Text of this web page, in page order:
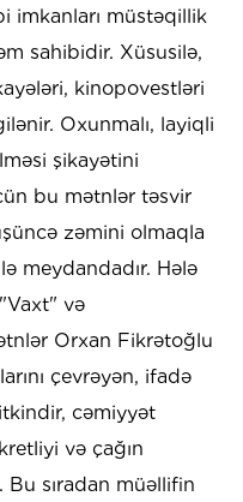
imkanları müstəqillik
sahibidir. Xüsusilə,
kinopovestləri
Oxunmalı, layiqli
şikayətini
bu mətnlər təsvir
zəmini olmaqla
meydandadır. Hələ
və
Orxan Fikrətoğlu
çevrəyən, ifadə
cəmiyyət
və çağın
Bu sıradan müəllifin